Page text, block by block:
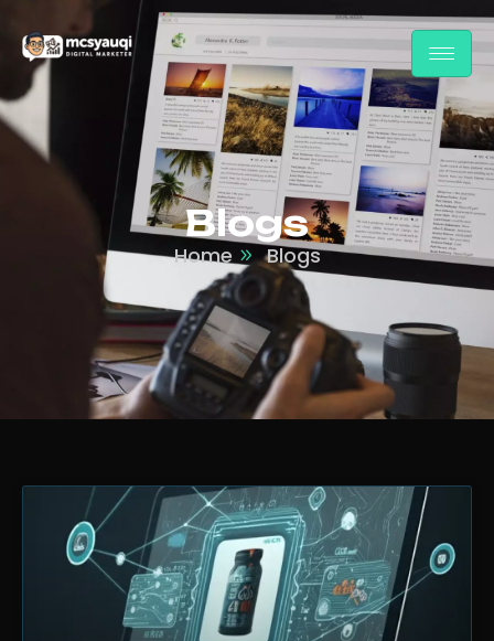
Blogs
Home Blogs